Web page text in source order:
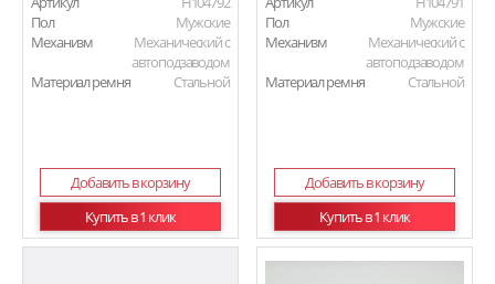
Пол
Мужские
Механизм
Механический с
автоподзаводом
Материал ремня
Стальной
Добавить в корзину
Купить в 1 клик
Пол
Мужские
Механизм
Механический с
автоподзаводом
Материал ремня
Стальной
Добавить в корзину
Купить в 1 клик